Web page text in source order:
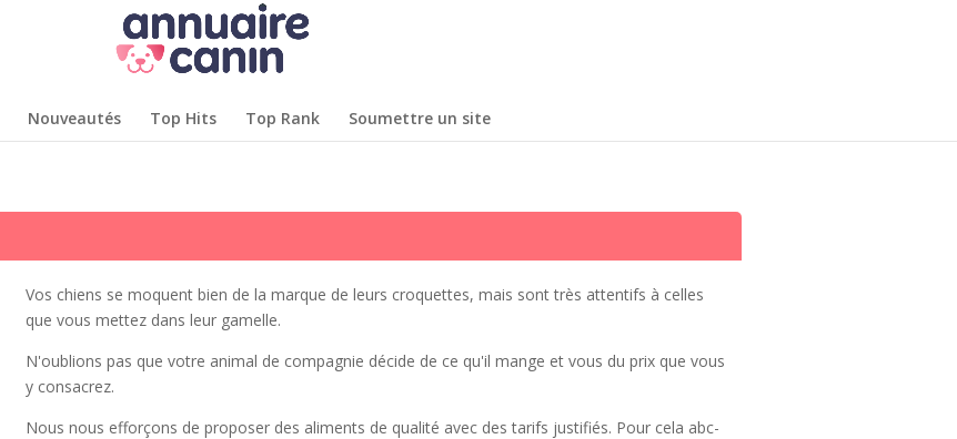
Nouveautés Top Hits Top Rank Soumettre un site
Vos chiens se moquent bien de la marque de leurs croquettes, mais sont très attentifs à celles
que vous mettez dans leur gamelle.
N'oublions pas que votre animal de compagnie décide de ce qu'il mange et vous du prix que vous
y consacrez.
Nous nous efforçons de proposer des aliments de qualité avec des tarifs justifiés. Pour cela abc-